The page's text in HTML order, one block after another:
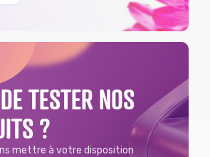
TESTER NOS
?
mettre à votre disposition